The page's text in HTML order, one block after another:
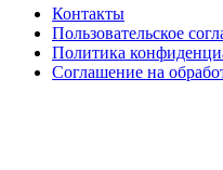
Контакты
Пользовательское
Политика
Соглашение на